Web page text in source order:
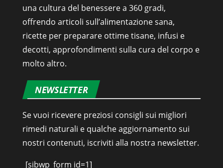
una cultura del benessere a 360 gradi,
offrendo articoli sull’alimentazione sana,
ricette per preparare ottime tisane, infusi e
decotti, approfondimenti sulla cura del corpo e
molto altro.
NEWSLETTER
Se vuoi ricevere preziosi consigli sui migliori
rimedi naturali e qualche aggiornamento sui
nostri contenuti, iscriviti alla nostra newsletter.
[sibwp_form id=1]